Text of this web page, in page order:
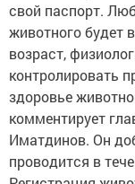
свой паспорт.
животного будет
возраст,
контролировать
здоровье
комментирует
Иматдинов. Он
проводится в